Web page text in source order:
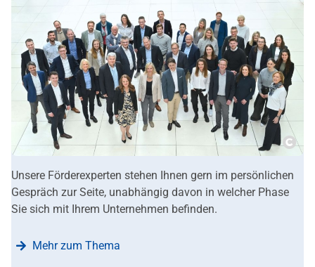
Unsere Förderexperten stehen Ihnen gern im persönlichen
Gespräch zur Seite, unabhängig davon in welcher Phase
Sie sich mit Ihrem Unternehmen befinden.
Mehr zum Thema